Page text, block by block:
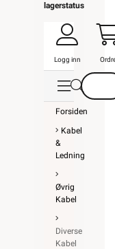
lagerstatus
Logg inn
Forsiden
Kabel
&
Ledning
Øvrig
Kabel
Diverse
Kabel